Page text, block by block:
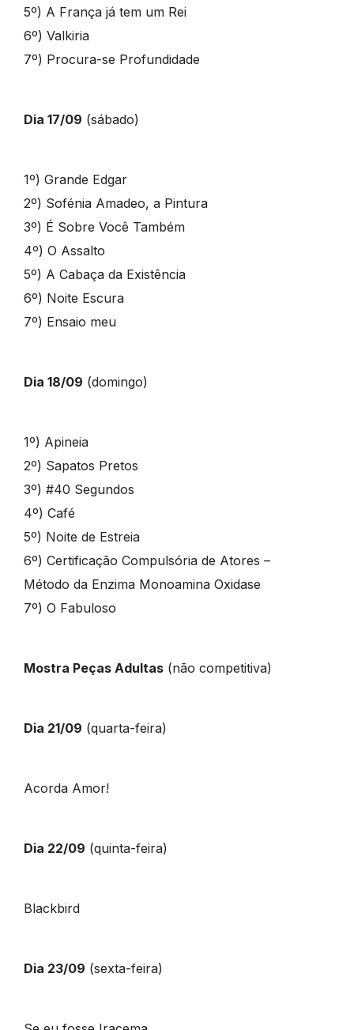
5º) A França já tem um Rei
6º) Valkiria
7º) Procura-se Profundidade
Dia 17/09 (sábado)
1º) Grande Edgar
2º) Sofénia Amadeo, a Pintura
3º) É Sobre Você Também
4º) O Assalto
5º) A Cabaça da Existência
6º) Noite Escura
7º) Ensaio meu
Dia 18/09 (domingo)
1º) Apineia
2º) Sapatos Pretos
3º) #40 Segundos
4º) Café
5º) Noite de Estreia
6º) Certificação Compulsória de Atores –
Método da Enzima Monoamina Oxidase
7º) O Fabuloso
Mostra Peças Adultas(não competitiva)
Dia 21/09 (quarta-feira)
Acorda Amor!
Dia 22/09 (quinta-feira)
Blackbird
Dia 23/09 (sexta-feira)